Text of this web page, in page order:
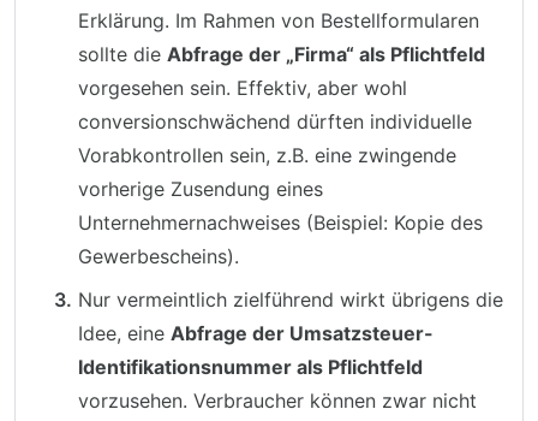
Erklärung. Im Rahmen von Bestellformularen
sollte die Abfrage der „Firma“ als Pflichtfeld
vorgesehen sein. Effektiv, aber wohl
conversionschwächend dürften individuelle
Vorabkontrollen sein, z.B. eine zwingende
vorherige Zusendung eines
Unternehmernachweises (Beispiel: Kopie des
Gewerbescheins).
Nur vermeintlich zielführend wirkt übrigens die
Idee, eine Abfrage der Umsatzsteuer-
Identifikationsnummer als Pflichtfeld
vorzusehen. Verbraucher können zwar nicht